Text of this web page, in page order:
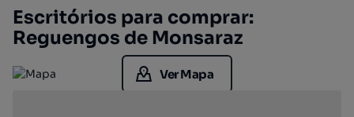
Escritórios para comprar:
Reguengos de Monsaraz
Ver Mapa